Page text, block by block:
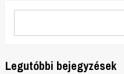
Legutóbbi bejegyzések